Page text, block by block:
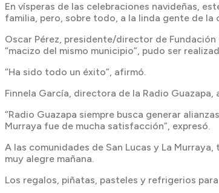
En vísperas de las celebraciones navideñas,
familia, pero, sobre todo, a la linda gente de la
Oscar Pérez, presidente/director de
“macizo del mismo municipio”, pudo ser
“Ha sido todo un éxito”, afirmó.
Finnela García, directora de la Radio
“Radio Guazapa siempre busca generar
Murraya fue de mucha satisfacción”, expresó.
A las comunidades de San Lucas y La
muy alegre mañana.
Los regalos, piñatas, pasteles y refrigerios